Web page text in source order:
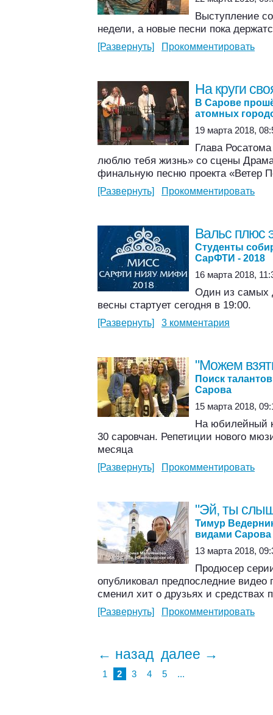
Выступление
недели, а новые песни пока
[Развернуть] Прокомментировать
На круги
В Сарове
атомных
19 марта 2018,
Глава
люблю тебя жизнь» со сцены
финальную песню проекта «Ветер
[Развернуть] Прокомментировать
Вальс плюс
Студенты
СарФТИ - 2018
16 марта 2018,
Один из самых
весны стартует сегодня в 19:00.
[Развернуть] 3 комментария
"Можем
Поиск
Сарова
15 марта 2018,
На юбилейный
30 саровчан. Репетиции нового
месяца
[Развернуть] Прокомментировать
"Эй, ты
Тимур
видами Сарова
13 марта 2018,
Продюсер
опубликовал предпоследние
сменил хит о друзьях и средствах
[Развернуть] Прокомментировать
← назад далее →
1 2 3 4 5 ...